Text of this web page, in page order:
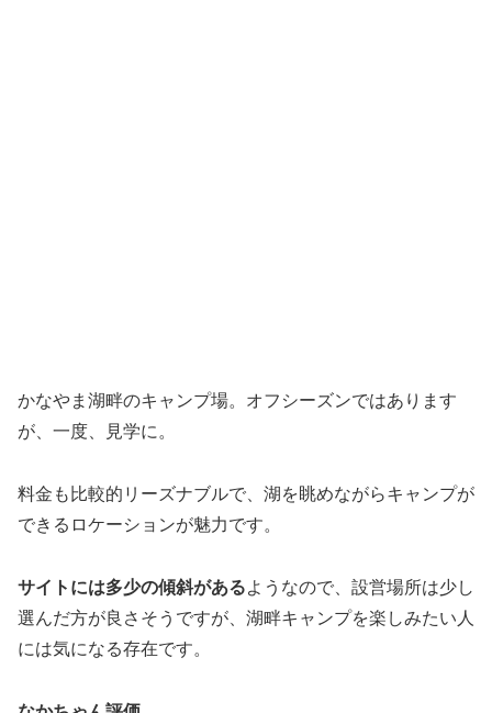
かなやま湖畔のキャンプ場。オフシーズンではあります
が、一度、見学に。
料金も比較的リーズナブルで、湖を眺めながらキャンプが
できるロケーションが魅力です。
サイトには多少の傾斜があるようなので、設営場所は少し
選んだ方が良さそうですが、湖畔キャンプを楽しみたい人
には気になる存在です。